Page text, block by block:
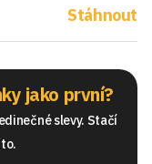
Stáhnout
jako první?
slevy. Stačí